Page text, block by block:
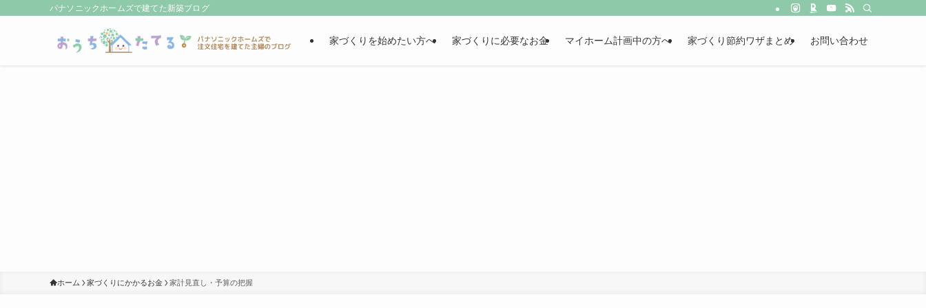
パナソニックホームズで建てた新築ブログ
家づくりを始めたい方へ 家づくりに必要なお金 マイホーム計画中の方へ 家づくり節約ワザまとめ お問い合わせ
ホーム 家づくりにかかるお金 家計見直し・予算の把握